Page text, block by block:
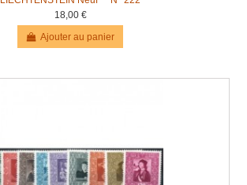
18,00 €
Ajouter au panier